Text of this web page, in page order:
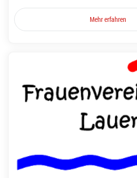
Mehr erfahren